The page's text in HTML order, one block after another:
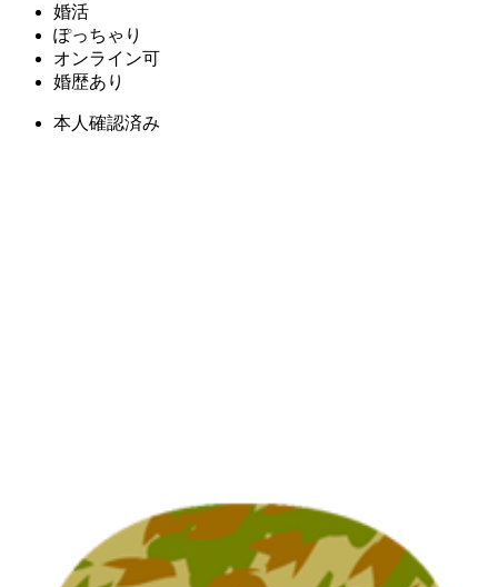
婚活
ぽっちゃり
オンライン可
婚歴あり
本人確認済み